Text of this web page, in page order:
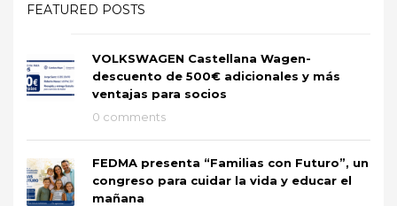
FEATURED POSTS
VOLKSWAGEN Castellana Wagen-
descuento de 500€ adicionales y más
ventajas para socios
0 comments
FEDMA presenta “Familias con Futuro”, un
congreso para cuidar la vida y educar el
mañana